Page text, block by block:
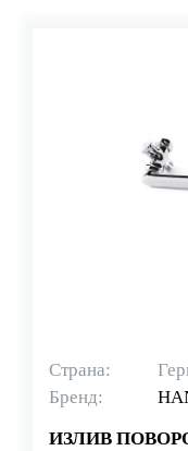
Страна:
Бренд:
ИЗЛИВ